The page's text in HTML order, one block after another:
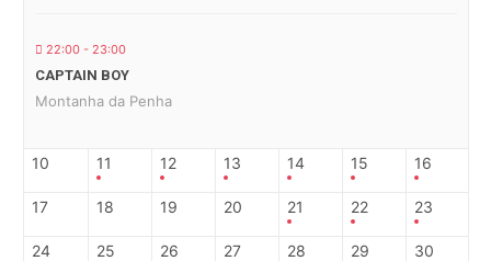
22:00 - 23:00
CAPTAIN BOY
Montanha da Penha
10 11 12 13 14 15 16
17 18 19 20 21 22 23
24 25 26 27 28 29 30